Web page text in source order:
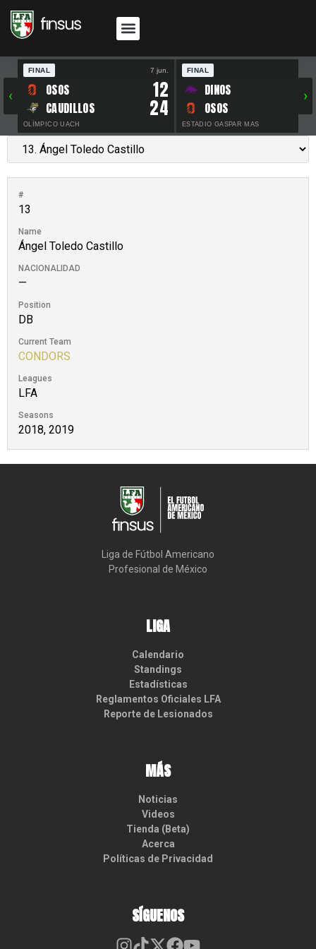
‹
FINAL 7 jun.
OSOS 12
CAUDILLOS 24
OLÍMPICO UACH
FINAL
DINOS
OSOS
ESTADIO GASPAR MAS
›
#
13
Name
Ángel Toledo Castillo
NACIONALIDAD
—
Position
DB
Current Team
CONDORS
Leagues
LFA
Seasons
2018, 2019
Liga de Fútbol Americano
Profesional de México
LIGA
Calendario
Standings
Estadísticas
Reglamentos Oficiales LFA
Reporte de Lesionados
MÁS
Noticias
Videos
Tienda (Beta)
Acerca
Políticas de Privacidad
SÍGUENOS